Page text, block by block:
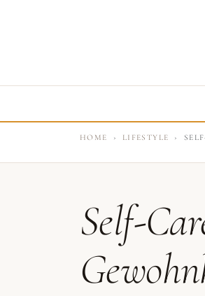
HOME LIFESTYLE
Self-